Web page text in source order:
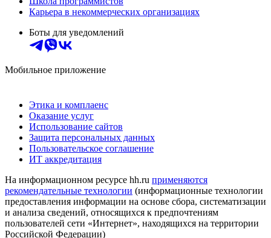
Карьера в некоммерческих организациях
Боты для уведомлений
Мобильное приложение
Этика и комплаенс
Оказание услуг
Использование сайтов
Защита персональных данных
Пользовательское соглашение
ИТ аккредитация
На информационном ресурсе hh.ru применяются
рекомендательные технологии (информационные технологии
предоставления информации на основе сбора, систематизации
и анализа сведений, относящихся к предпочтениям
пользователей сети «Интернет», находящихся на территории
Российской Федерации)